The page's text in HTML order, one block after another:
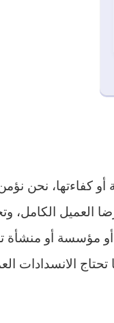
كفاءتها، نحن
العميل الكامل،
مؤسسة أو منشأة
الانسدادات